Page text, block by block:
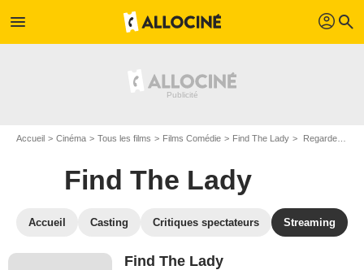
menu profil search
Accueil Cinéma Tous les films Films Comédie Find The Lady Regarder Find The Lady en SVOD
Find The Lady
Accueil Casting Critiques spectateurs Streaming
Find The Lady